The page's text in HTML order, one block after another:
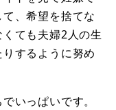
、希望を捨てな
ても夫婦2人の生
するように努め
いっぱいです。